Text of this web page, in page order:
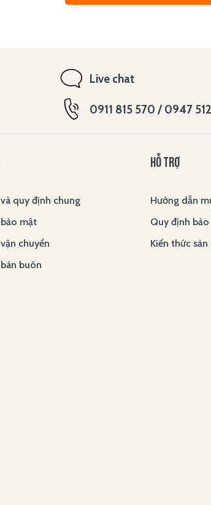
Live chat
0911 815 570 / 0947
quy định chung
mật
chuyển
buôn
HỖ TRỢ
Hướng dẫn
Quy định bảo
Kiến thức sản